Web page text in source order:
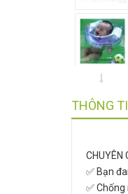
THÔNG
CHUYÊN
✅ Bạn
✅